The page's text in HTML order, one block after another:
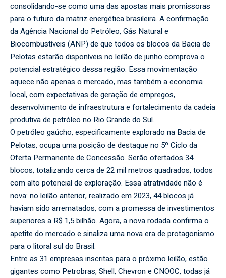
consolidando-se como uma das apostas mais promissoras
para o futuro da matriz energética brasileira. A confirmação
da Agência Nacional do Petróleo, Gás Natural e
Biocombustíveis (ANP) de que todos os blocos da Bacia de
Pelotas estarão disponíveis no leilão de junho comprova o
potencial estratégico dessa região. Essa movimentação
aquece não apenas o mercado, mas também a economia
local, com expectativas de geração de empregos,
desenvolvimento de infraestrutura e fortalecimento da cadeia
produtiva de petróleo no Rio Grande do Sul.
O petróleo gaúcho, especificamente explorado na Bacia de
Pelotas, ocupa uma posição de destaque no 5º Ciclo da
Oferta Permanente de Concessão. Serão ofertados 34
blocos, totalizando cerca de 22 mil metros quadrados, todos
com alto potencial de exploração. Essa atratividade não é
nova: no leilão anterior, realizado em 2023, 44 blocos já
haviam sido arrematados, com a promessa de investimentos
superiores a R$ 1,5 bilhão. Agora, a nova rodada confirma o
apetite do mercado e sinaliza uma nova era de protagonismo
para o litoral sul do Brasil.
Entre as 31 empresas inscritas para o próximo leilão, estão
gigantes como Petrobras, Shell, Chevron e CNOOC, todas já